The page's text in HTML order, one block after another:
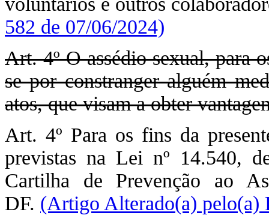
582 de 07/06/2024)
Art. 4º O assédio sexual, para
se por constranger alguém
atos, que visam a obter
Art. 4º Para os fins da
previstas na Lei nº 14.540,
Cartilha de Prevenção ao
DF. (Artigo Alterado(a) pelo(a)